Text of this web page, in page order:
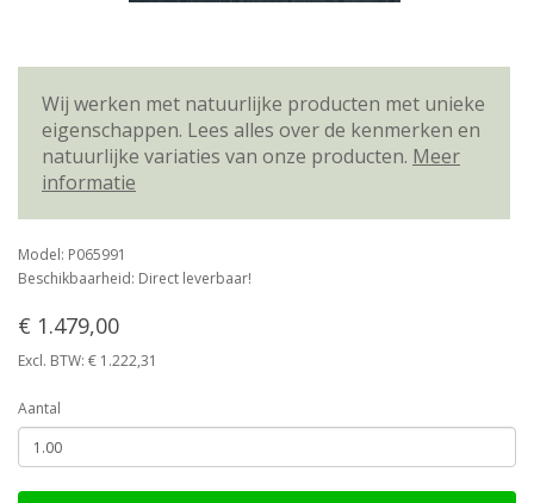
Wij werken met natuurlijke producten met unieke
eigenschappen. Lees alles over de kenmerken en
natuurlijke variaties van onze producten. Meer
informatie
Model: P065991
Beschikbaarheid: Direct leverbaar!
€ 1.479,00
Excl. BTW: € 1.222,31
Aantal